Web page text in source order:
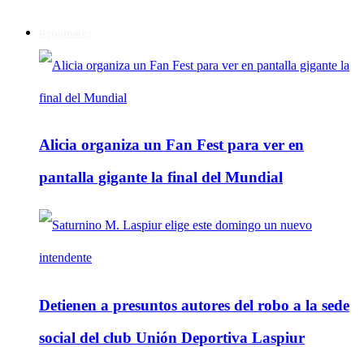
Alicia organiza un Fan Fest para ver en
pantalla gigante la final del Mundial
Detienen a presuntos autores del robo a la sede
social del club Unión Deportiva Laspiur